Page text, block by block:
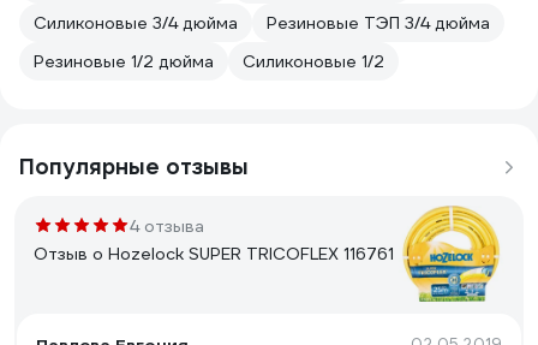
Силиконовые 3/4 дюйма
Резиновые ТЭП 3/4 дюйма
Резиновые 1/2 дюйма
Силиконовые 1/2
Популярные отзывы
4 отзыва
Отзыв о Hozelock SUPER TRICOFLEX 116761